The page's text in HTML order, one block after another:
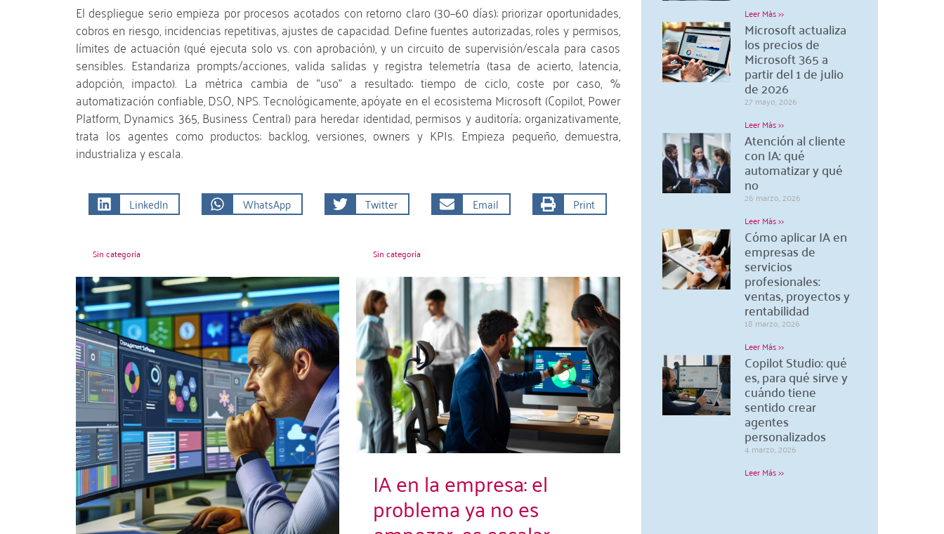
El despliegue serio empieza por procesos acotados con retorno claro (30–60 días): priorizar oportunidades,
cobros en riesgo, incidencias repetitivas, ajustes de capacidad. Define fuentes autorizadas, roles y permisos,
límites de actuación (qué ejecuta solo vs. con aprobación), y un circuito de supervisión/escala para casos
sensibles. Estandariza prompts/acciones, valida salidas y registra telemetría (tasa de acierto, latencia,
adopción, impacto). La métrica cambia de “uso” a resultado: tiempo de ciclo, coste por caso, %
automatización confiable, DSO, NPS. Tecnológicamente, apóyate en el ecosistema Microsoft (Copilot, Power
Platform, Dynamics 365, Business Central) para heredar identidad, permisos y auditoría; organizativamente,
trata los agentes como productos: backlog, versiones, owners y KPIs. Empieza pequeño, demuestra,
industrializa y escala.
LinkedIn WhatsApp Twitter Email Print
Sin categoría Sin categoría
IA en la empresa: el
problema ya no es
Leer Más >>
Microsoft actualiza
los precios de
Microsoft 365 a
partir del 1 de julio
de 2026
27 mayo, 2026
Leer Más >>
Atención al cliente
con IA: qué
automatizar y qué
no
26 marzo, 2026
Leer Más >>
Cómo aplicar IA en
empresas de
servicios
profesionales:
ventas, proyectos y
rentabilidad
18 marzo, 2026
Leer Más >>
Copilot Studio: qué
es, para qué sirve y
cuándo tiene
sentido crear
agentes
personalizados
4 marzo, 2026
Leer Más >>